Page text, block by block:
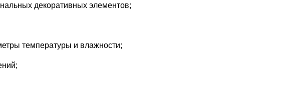
декоративных элементов;
температуры и влажности;